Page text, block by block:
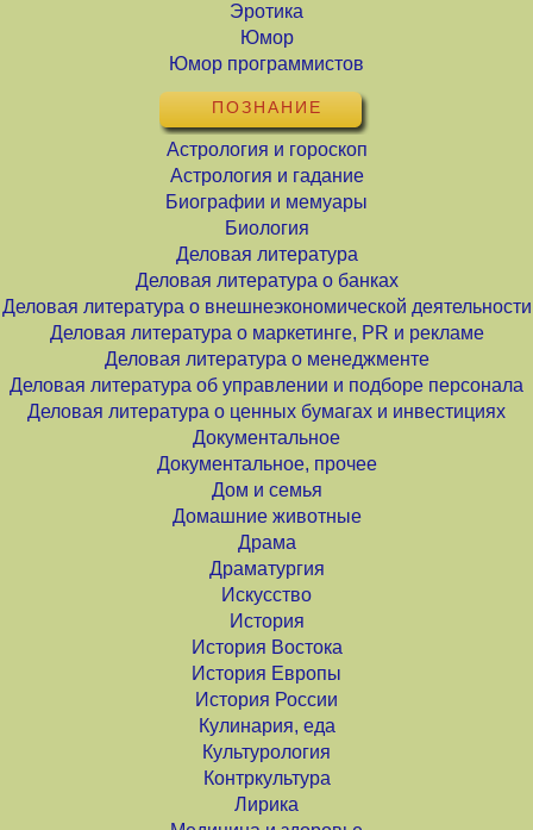
Эротика
Юмор
Юмор программистов
ПОЗНАНИЕ
Астрология и гороскоп
Астрология и гадание
Биографии и мемуары
Биология
Деловая литература
Деловая литература о банках
Деловая литература о внешнеэкономической деятельности
Деловая литература о маркетинге, PR и рекламе
Деловая литература о менеджменте
Деловая литература об управлении и подборе персонала
Деловая литература о ценных бумагах и инвестициях
Документальное
Документальное, прочее
Дом и семья
Домашние животные
Драма
Драматургия
Искусство
История
История Востока
История Европы
История России
Кулинария, еда
Культурология
Контркультура
Лирика